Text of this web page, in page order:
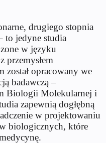
drugiego stopnia
to jedyne studia
w języku
przemysłem
został opracowany we
badawczą –
Biologii Molekularnej i
zapewnią dogłębną
w projektowaniu
biologicznych, które